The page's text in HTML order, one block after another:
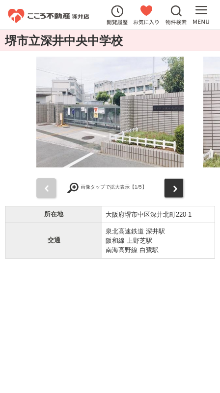
堺市立深井中央中学校
画像タップで拡大表示【1/5】
所在地 大阪府堺市中区深井北町220-1
交通
泉北高速鉄道 深井駅
阪和線 上野芝駅
南海高野線 白鷺駅